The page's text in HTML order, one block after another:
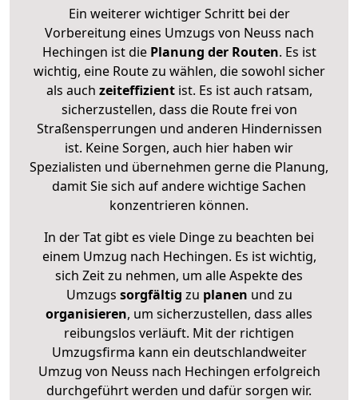
Ein weiterer wichtiger Schritt bei der
Vorbereitung eines Umzugs von Neuss nach
Hechingen ist diePlanung der Routen. Es ist
wichtig, eine Route zu wählen, die sowohl sicher
als auch zeiteffizientist. Es ist auch ratsam,
sicherzustellen, dass die Route frei von
Straßensperrungen und anderen Hindernissen
ist. Keine Sorgen, auch hier haben wir
Spezialisten und übernehmen gerne die Planung,
damit Sie sich auf andere wichtige Sachen
konzentrieren können.
In der Tat gibt es viele Dinge zu beachten bei
einem Umzug nach Hechingen. Es ist wichtig,
sich Zeit zu nehmen, um alle Aspekte des
Umzugs sorgfältig zu planen und zu
organisieren, um sicherzustellen, dass alles
reibungslos verläuft. Mit der richtigen
Umzugsfirma kann ein deutschlandweiter
Umzug von Neuss nach Hechingen erfolgreich
durchgeführt werden und dafür sorgen wir.